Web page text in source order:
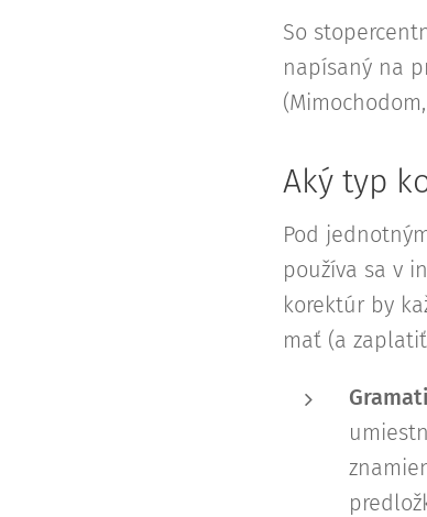
So
napísaný na
Aký typ
Pod
používa sa v
korektúr by
mať (a